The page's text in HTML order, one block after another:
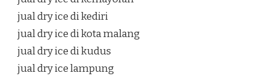
jual dry ice di kediri
jual dry ice di kota malang
jual dry ice di kudus
jual dry ice lampung